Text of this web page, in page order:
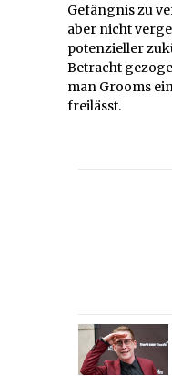
Gefängnis zu
aber nicht
potenzieller
Betracht
man Grooms
freilässt.